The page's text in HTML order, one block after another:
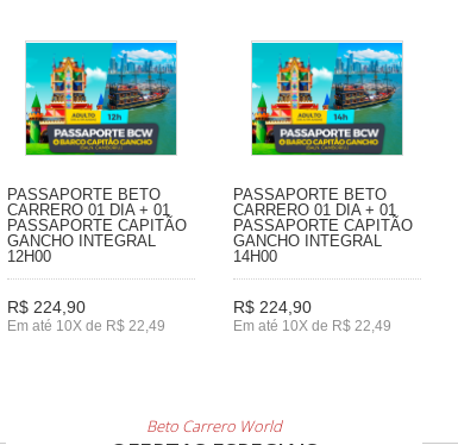
PASSAPORTE BETO
CARRERO 01 DIA + 01
PASSAPORTE CAPITÃO
GANCHO INTEGRAL
12H00
R$ 224,90
Em até 10X de R$ 22,49
PASSAPORTE BETO
CARRERO 01 DIA + 01
PASSAPORTE CAPITÃO
GANCHO INTEGRAL
14H00
R$ 224,90
Em até 10X de R$ 22,49
Beto Carrero World